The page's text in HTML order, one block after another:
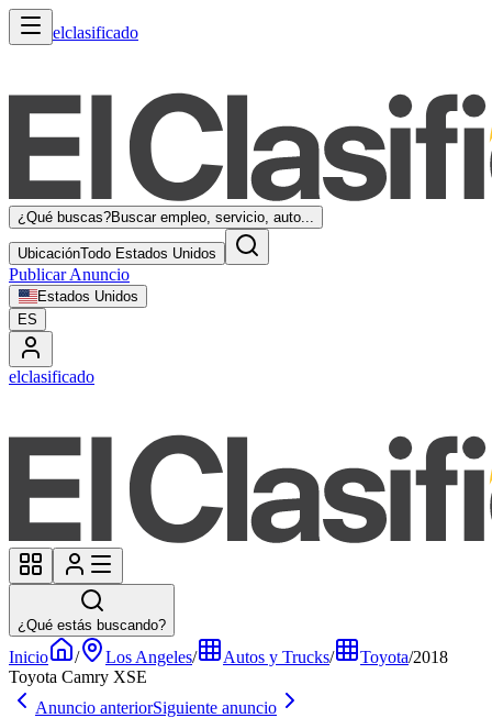
elclasificado
¿Qué buscas?Buscar empleo, servicio, auto...
UbicaciónTodo Estados Unidos
Publicar Anuncio
Estados Unidos
ES
elclasificado
¿Qué estás buscando?
Inicio / Los Angeles/ Autos y Trucks/ Toyota/2018
Toyota Camry XSE
Anuncio anteriorSiguiente anuncio